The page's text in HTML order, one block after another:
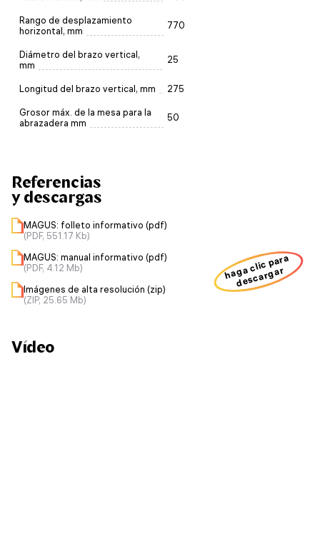
Rango de desplazamiento
horizontal, mm
770
Diámetro del brazo vertical,
mm
25
Longitud del brazo vertical, mm 275
Grosor máx. de la mesa para la
abrazadera mm
50
Referencias
y descargas
MAGUS: folleto informativo (pdf)
(PDF, 551.17 Kb)
MAGUS: manual informativo (pdf)
(PDF, 4.12 Mb)
Imágenes de alta resolución (zip)
(ZIP, 25.65 Mb)
haga clic para
descargar
Vídeo